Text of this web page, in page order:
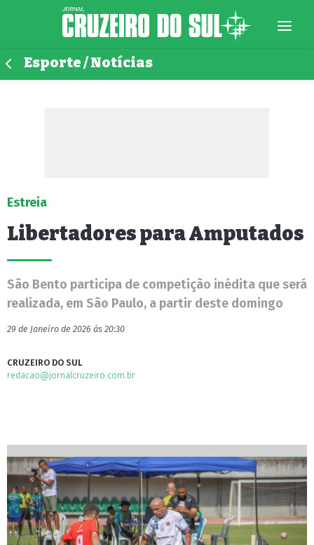
Esporte / Notícias
Estreia
Libertadores para Amputados
São Bento participa de competição inédita que será
realizada, em São Paulo, a partir deste domingo
29 de Janeiro de 2026 às 20:30
CRUZEIRO DO SUL
redacao@jornalcruzeiro.com.br